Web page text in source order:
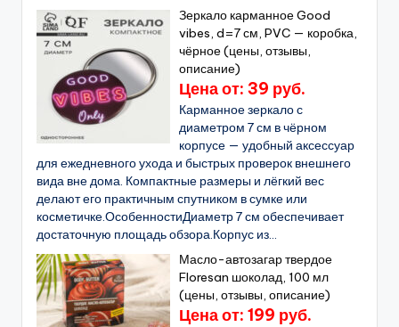
Зеркало карманное Good
vibes, d=7 см, PVC — коробка,
чёрное (цены, отзывы,
описание)
Цена от: 39 руб.
Карманное зеркало с
диаметром 7 см в чёрном
корпусе — удобный аксессуар
для ежедневного ухода и быстрых проверок внешнего
вида вне дома. Компактные размеры и лёгкий вес
делают его практичным спутником в сумке или
косметичке.ОсобенностиДиаметр 7 см обеспечивает
достаточную площадь обзора.Корпус из...
Масло-автозагар твердое
Floresan шоколад, 100 мл
(цены, отзывы, описание)
Цена от: 199 руб.